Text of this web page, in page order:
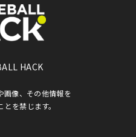
HACK
画像、その他情報を
を禁じます。